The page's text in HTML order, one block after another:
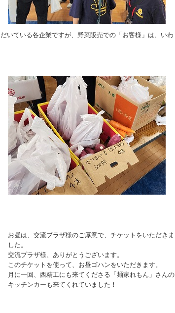
いている各企業ですが、野菜販売での「お客様」は、いわ
お昼は、交流プラザ様のご厚意で、チケットをいただきま
した。
交流プラザ様、ありがとうございます。
このチケットを使って、お昼ゴハンをいただきます。
月に一回、西精工にも来てくださる「麺家れもん」さんの
キッチンカーも来てくれていました！